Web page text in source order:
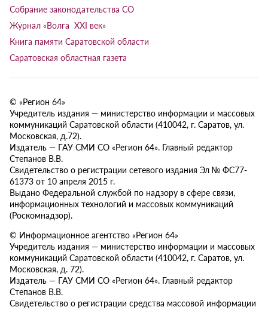
Собрание законодательства СО
Журнал «Волга XXI век»
Книга памяти Саратовской области
Саратовская областная газета
© «Регион 64»
Учредитель издания — министерство информации и массовых
коммуникаций Саратовской области (410042, г. Саратов, ул.
Московская, д.72).
Издатель — ГАУ СМИ СО «Регион 64». Главный редактор
Степанов В.В.
Свидетельство о регистрации сетевого издания Эл № ФС77-
61373 от 10 апреля 2015 г.
Выдано Федеральной службой по надзору в сфере связи,
информационных технологий и массовых коммуникаций
(Роскомнадзор).
© Информационное агентство «Регион 64»
Учредитель издания — министерство информации и массовых
коммуникаций Саратовской области (410042, г. Саратов, ул.
Московская, д. 72).
Издатель — ГАУ СМИ СО «Регион 64». Главный редактор
Степанов В.В.
Свидетельство о регистрации средства массовой информации